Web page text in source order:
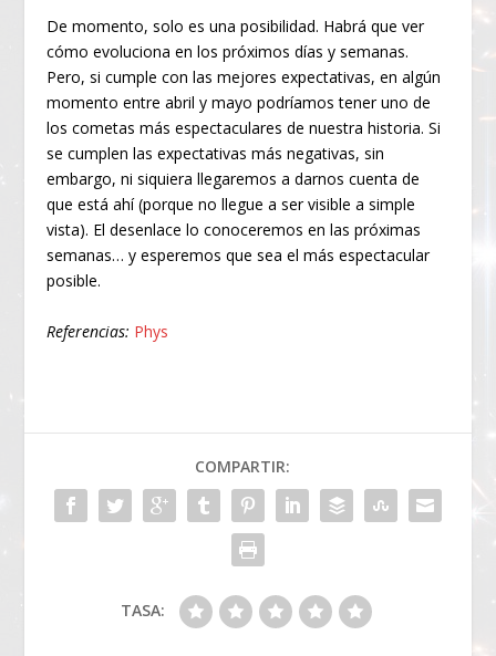
De momento, solo es una posibilidad. Habrá que ver
cómo evoluciona en los próximos días y semanas.
Pero, si cumple con las mejores expectativas, en algún
momento entre abril y mayo podríamos tener uno de
los cometas más espectaculares de nuestra historia. Si
se cumplen las expectativas más negativas, sin
embargo, ni siquiera llegaremos a darnos cuenta de
que está ahí (porque no llegue a ser visible a simple
vista). El desenlace lo conoceremos en las próximas
semanas… y esperemos que sea el más espectacular
posible.
Referencias: Phys
COMPARTIR:
TASA: